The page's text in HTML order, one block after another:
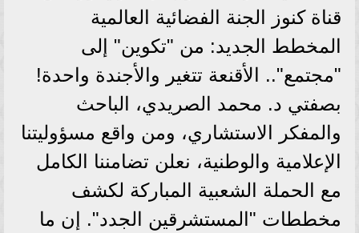
قناة كنوز الجنة الفضائية العالمية
المخطط الجديد: من "تكوين" إلى
"مجتمع".. الأقنعة تتغير والأجندة واحدة!
بصفتي د. محمد الصريدي، الباحث
والمفكر الاستشاري، ومن واقع مسؤوليتنا
الإعلامية والوطنية، نعلن تضامننا الكامل
مع الحملة الشعبية المباركة لكشف
مخططات "المستشرقين الجدد". إن ما